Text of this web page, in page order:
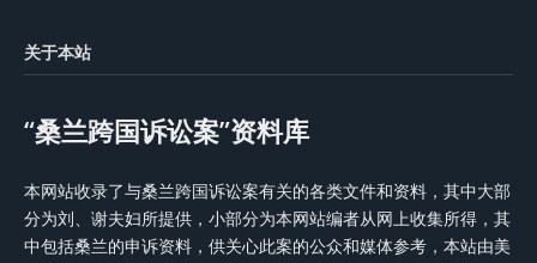
关于本站
“桑兰跨国诉讼案”资料库
本网站收录了与桑兰跨国诉讼案有关的各类文件和资料，其中大部
分为刘、谢夫妇所提供，小部分为本网站编者从网上收集所得，其
中包括桑兰的申诉资料，供关心此案的公众和媒体参考，本站由美